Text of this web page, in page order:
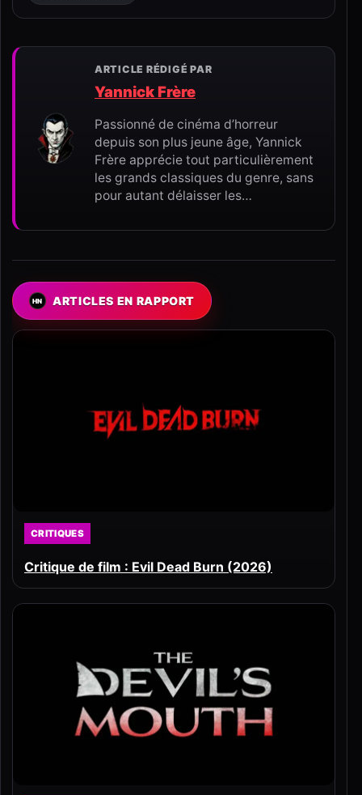
ARTICLE RÉDIGÉ PAR
Yannick Frère
Passionné de cinéma d’horreur
depuis son plus jeune âge, Yannick
Frère apprécie tout particulièrement
les grands classiques du genre, sans
pour autant délaisser les…
ARTICLES EN RAPPORT
CRITIQUES
Critique de film : Evil Dead Burn (2026)